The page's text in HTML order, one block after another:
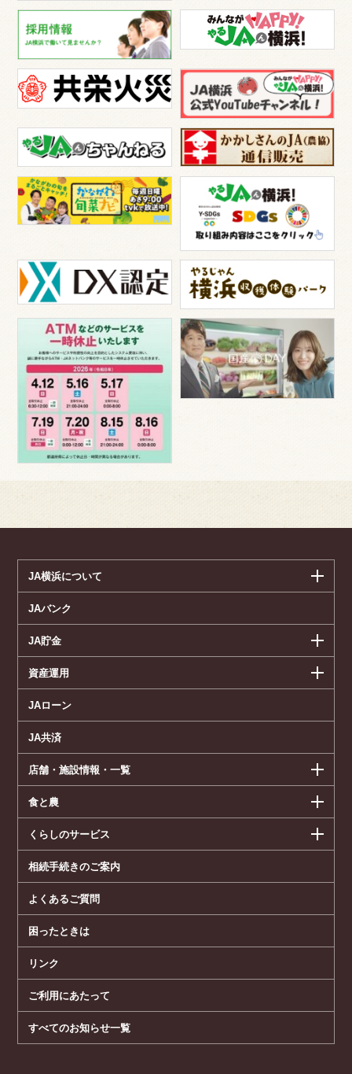
JA横浜について
JAバンク
JA貯金
資産運用
JAローン
JA共済
店舗・施設情報・一覧
食と農
くらしのサービス
相続手続きのご案内
よくあるご質問
困ったときは
リンク
ご利用にあたって
すべてのお知らせ一覧